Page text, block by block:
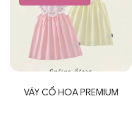
VÁY CỔ HOA PREMIUM